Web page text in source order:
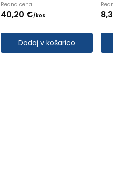
Redna cena
40,20 €/ kos
Dodaj v košarico
8,